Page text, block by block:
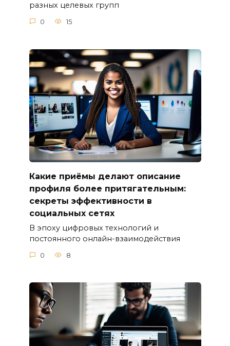
разных целевых групп
0 15
Какие приёмы делают описание
профиля более притягательным:
секреты эффективности в
социальных сетях
В эпоху цифровых технологий и
постоянного онлайн-взаимодействия
0 8